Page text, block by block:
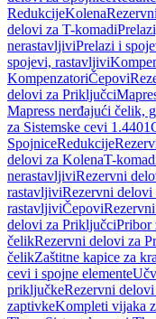
RedukcijeKolena
delovi za T-komadi
nerastavljiviPrelazi i
spojevi, rastavljivi
KompenzatoriČepovi
delovi za Priključci
Mapress nerđajući čelik,
za Sistemske cevi 1.4401
SpojniceRedukcije
delovi za KolenaT-
nerastavljiviRezervni
rastavljiviRezervni delovi
rastavljiviČepovi
delovi za PriključciPribor
čelikRezervni delovi za
čelikZaštitne kapice za
cevi i spojne elemente
priključkeRezervni
zaptivkeKompleti vijaka